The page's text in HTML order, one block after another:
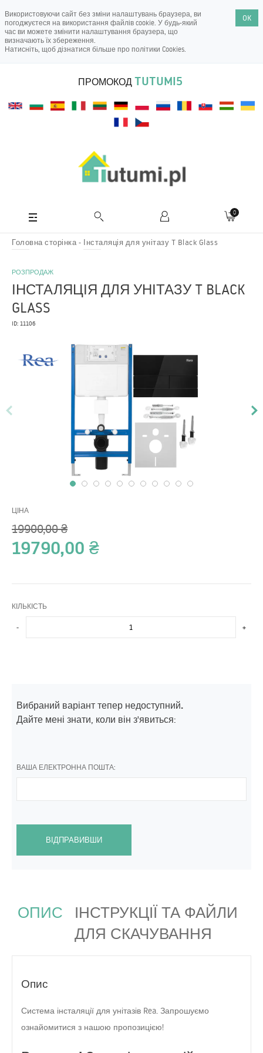
Використовуючи сайт без зміни налаштувань браузера, ви
погоджуєтеся на використання файлів cookie. У будь-який
час ви можете змінити налаштування браузера, що
визначають їх збереження.
Натисніть, щоб дізнатися більше про політики Cookies.
OK
ПРОМОКОД TUTUMI5
0
Головна сторінка Інсталяція для унітазу T Black Glass
РОЗПРОДАЖ
ІНСТАЛЯЦІЯ ДЛЯ УНІТАЗУ T BLACK
GLASS
ID: 11106
ЦІНА
19900,00₴
19790,00 ₴
КІЛЬКІСТЬ
- +
Вибраний варіант тепер недоступний.
Дайте мені знати, коли він з'явиться:
ВАША ЕЛЕКТРОННА ПОШТА:
ВІДПРАВИВШИ
ОПИС
ІНСТРУКЦІЇ ТА ФАЙЛИ
ДЛЯ СКАЧУВАННЯ
Опис
Система інсталяції для унітазів Rea. Запрошуємо
ознайомитися з нашою пропозицією!